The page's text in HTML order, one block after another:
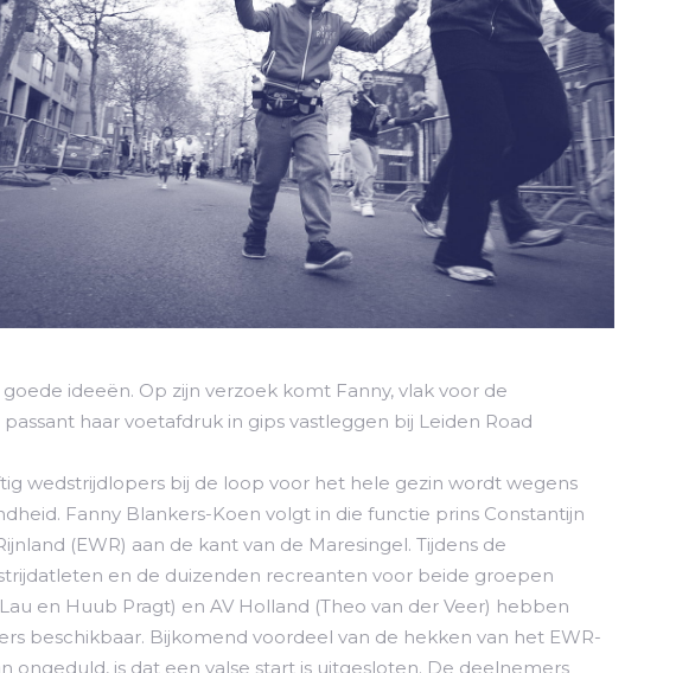
ideeën. Op zijn verzoek komt Fanny, vlak voor de
haar voetafdruk in gips vastleggen bij Leiden Road
wedstrijdlopers bij de loop voor het hele gezin wordt wegens
Fanny Blankers-Koen volgt in die functie prins Constantijn
(EWR) aan de kant van de Maresingel. Tijdens de
en de duizenden recreanten voor beide groepen
en Huub Pragt) en AV Holland (Theo van der Veer) hebben
beschikbaar. Bijkomend voordeel van de hekken van het EWR-
is dat een valse start is uitgesloten. De deelnemers